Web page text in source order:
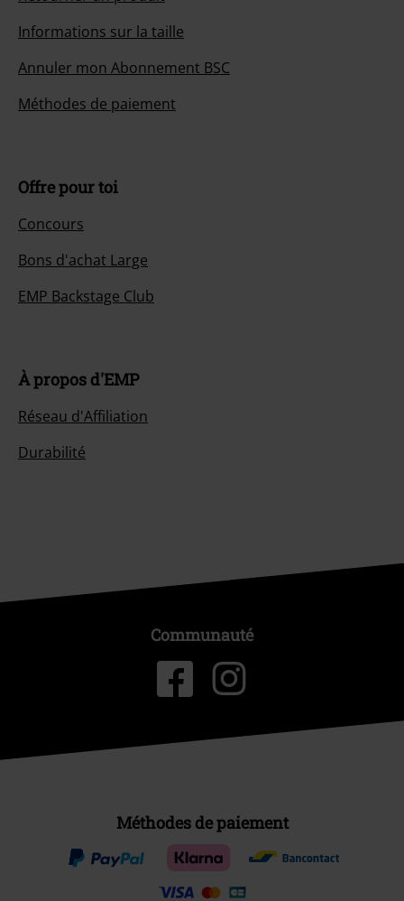
Informations sur la taille
Annuler mon Abonnement BSC
Méthodes de paiement
Offre pour toi
Concours
Bons d'achat Large
EMP Backstage Club
À propos d'EMP
Réseau d'Affiliation
Durabilité
Communauté
Méthodes de paiement